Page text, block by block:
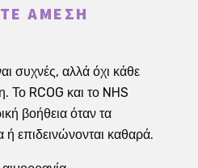
ΆΜΕΣΗ
συχνές, αλλά όχι κάθε
Το RCOG και το NHS
βοήθεια όταν τα
ή επιδεινώνονται καθαρά.